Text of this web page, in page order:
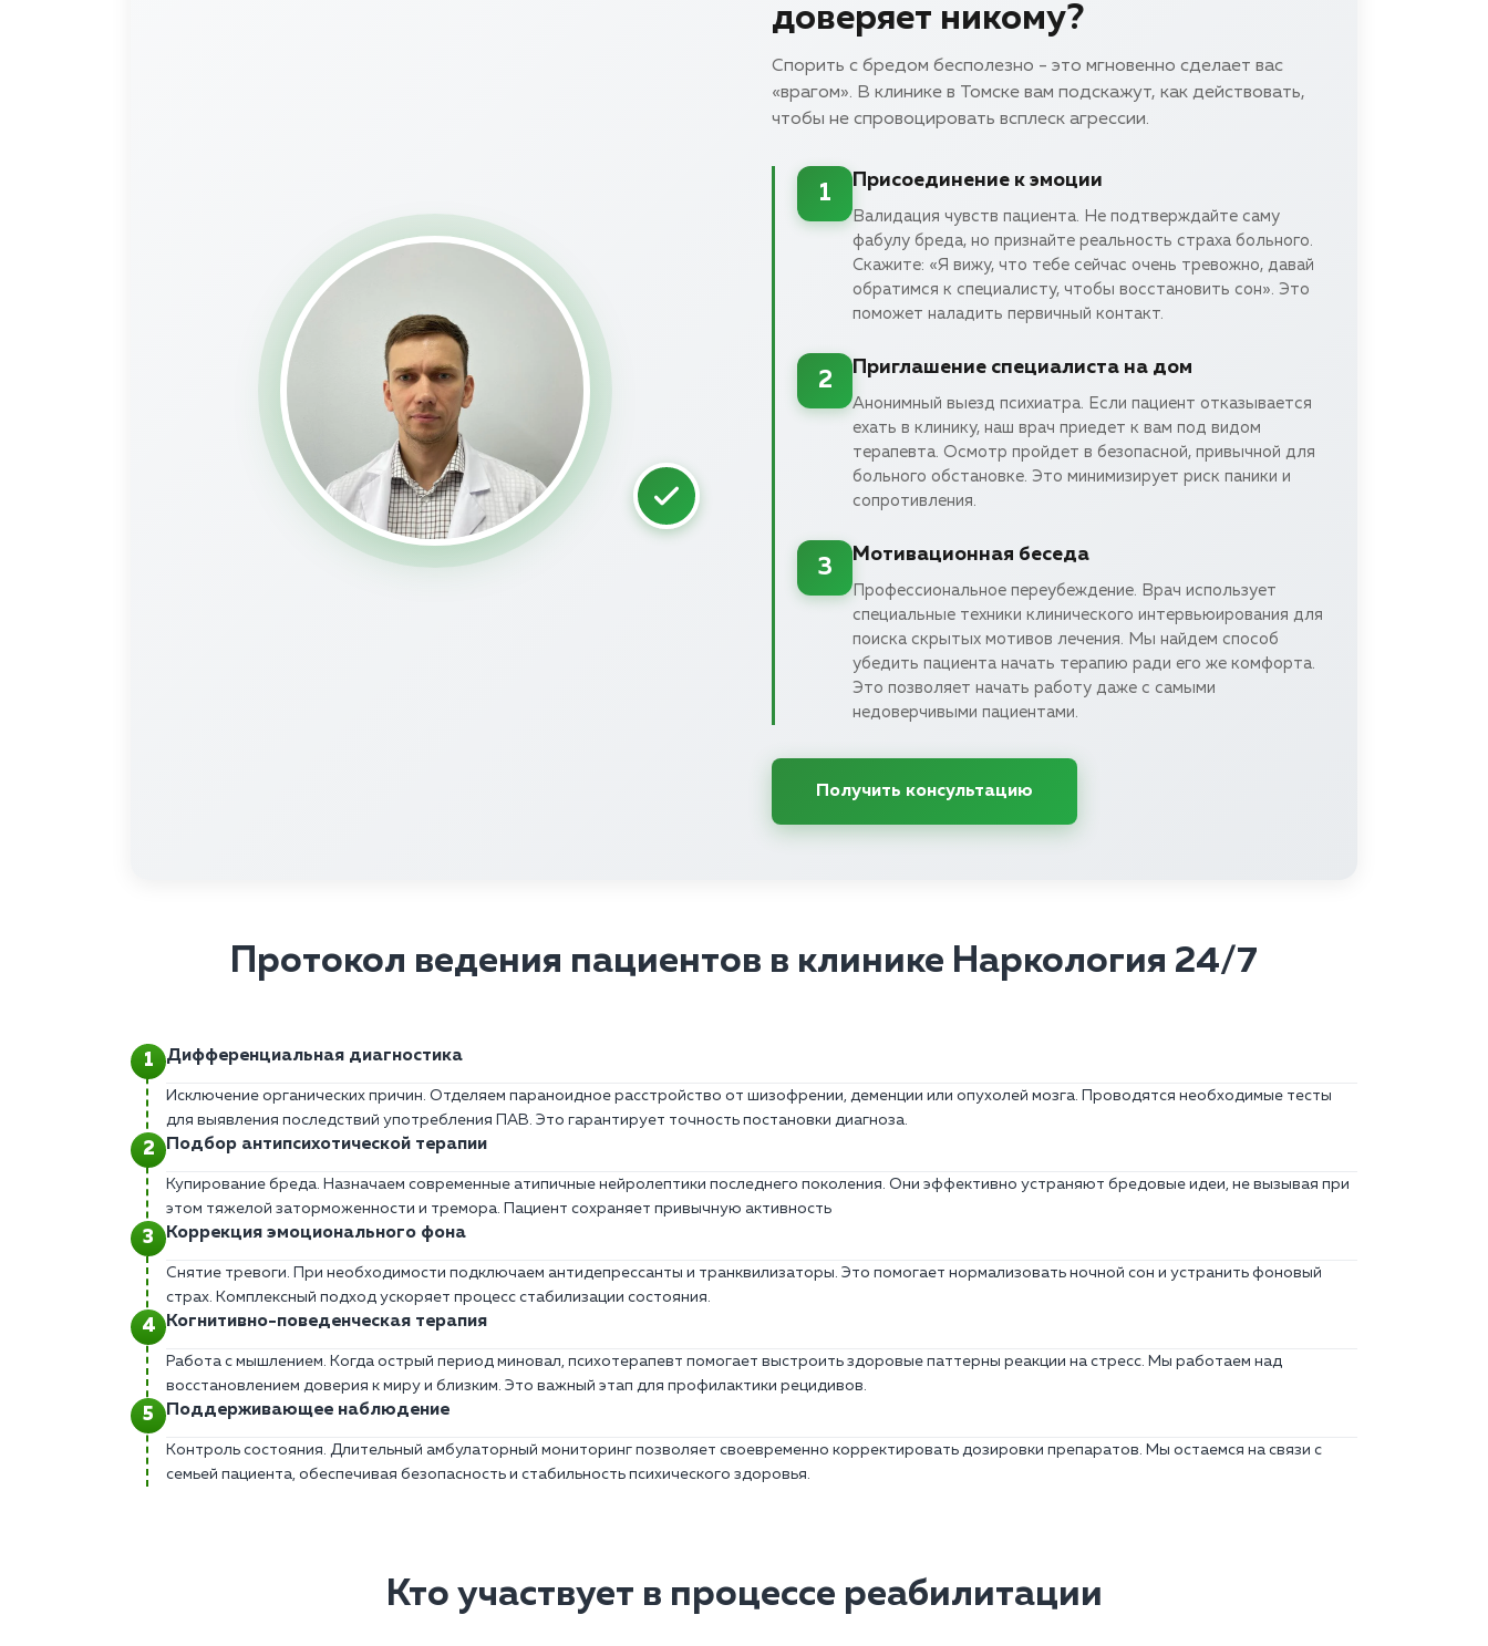
доверяет никому?
Спорить с бредом бесполезно - это мгновенно сделает вас
«врагом». В клинике в Томске вам подскажут, как действовать,
чтобы не спровоцировать всплеск агрессии.
1
Присоединение к эмоции
Валидация чувств пациента. Не подтверждайте саму
фабулу бреда, но признайте реальность страха больного.
Скажите: «Я вижу, что тебе сейчас очень тревожно, давай
обратимся к специалисту, чтобы восстановить сон». Это
поможет наладить первичный контакт.
2
Приглашение специалиста на дом
Анонимный выезд психиатра. Если пациент отказывается
ехать в клинику, наш врач приедет к вам под видом
терапевта. Осмотр пройдет в безопасной, привычной для
больного обстановке. Это минимизирует риск паники и
сопротивления.
3
Мотивационная беседа
Профессиональное переубеждение. Врач использует
специальные техники клинического интервьюирования для
поиска скрытых мотивов лечения. Мы найдем способ
убедить пациента начать терапию ради его же комфорта.
Это позволяет начать работу даже с самыми
недоверчивыми пациентами.
Получить консультацию
Протокол ведения пациентов в клинике Наркология 24/7
Дифференциальная диагностика
Исключение органических причин. Отделяем параноидное расстройство от шизофрении, деменции или опухолей мозга. Проводятся необходимые тесты
для выявления последствий употребления ПАВ. Это гарантирует точность постановки диагноза.
Подбор антипсихотической терапии
Купирование бреда. Назначаем современные атипичные нейролептики последнего поколения. Они эффективно устраняют бредовые идеи, не вызывая при
этом тяжелой заторможенности и тремора. Пациент сохраняет привычную активность
Коррекция эмоционального фона
Снятие тревоги. При необходимости подключаем антидепрессанты и транквилизаторы. Это помогает нормализовать ночной сон и устранить фоновый
страх. Комплексный подход ускоряет процесс стабилизации состояния.
Когнитивно-поведенческая терапия
Работа с мышлением. Когда острый период миновал, психотерапевт помогает выстроить здоровые паттерны реакции на стресс. Мы работаем над
восстановлением доверия к миру и близким. Это важный этап для профилактики рецидивов.
Поддерживающее наблюдение
Контроль состояния. Длительный амбулаторный мониторинг позволяет своевременно корректировать дозировки препаратов. Мы остаемся на связи с
семьей пациента, обеспечивая безопасность и стабильность психического здоровья.
Кто участвует в процессе реабилитации